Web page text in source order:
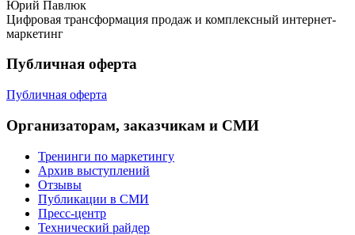
Юрий Павлюк
Цифровая трансформация продаж и комплексный интернет-
маркетинг
Публичная оферта
Публичная оферта
Организаторам, заказчикам и СМИ
Тренинги по маркетингу
Архив выступлений
Отзывы
Публикации в СМИ
Пресс-центр
Технический райдер